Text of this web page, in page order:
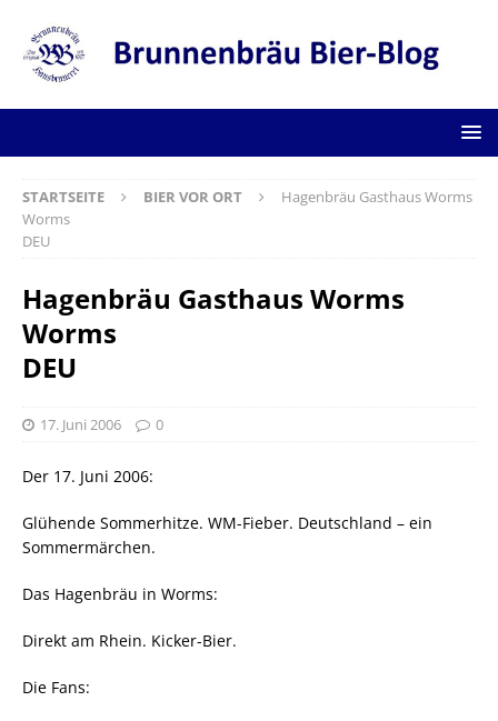
STARTSEITE BIER VOR ORT
Hagenbräu Gasthaus Worms
Worms
DEU
Hagenbräu Gasthaus Worms
Worms
DEU
17. Juni 2006 0
Der 17. Juni 2006:
Glühende Sommerhitze. WM-Fieber. Deutschland – ein
Sommermärchen.
Das Hagenbräu in Worms:
Direkt am Rhein. Kicker-Bier.
Die Fans: